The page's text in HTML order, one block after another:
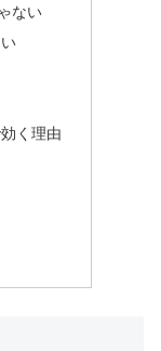
ない
く理由